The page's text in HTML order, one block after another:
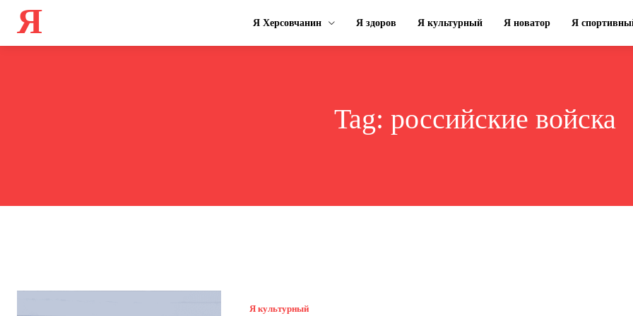
Я Я Херсовчанин Я здоров Я культурный Я новатор Я
Tag: российские войска
Я культурный